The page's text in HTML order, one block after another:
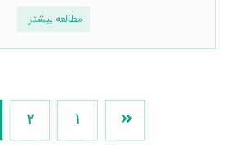
مطالعه بیشتر
1
2